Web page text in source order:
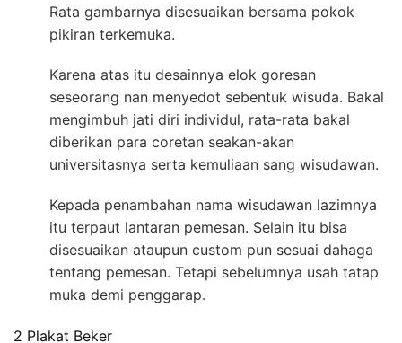
Rata gambarnya disesuaikan bersama pokok
pikiran terkemuka.
Karena atas itu desainnya elok goresan
seseorang nan menyedot sebentuk wisuda. Bakal
mengimbuh jati diri individul, rata-rata bakal
diberikan para coretan seakan-akan
universitasnya serta kemuliaan sang wisudawan.
Kepada penambahan nama wisudawan lazimnya
itu terpaut lantaran pemesan. Selain itu bisa
disesuaikan ataupun custom pun sesuai dahaga
tentang pemesan. Tetapi sebelumnya usah tatap
muka demi penggarap.
2 Plakat Beker